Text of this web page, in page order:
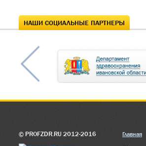
НАШИ СОЦИАЛЬНЫЕ ПАРТНЕРЫ
© PROFZDR.RU 2012-2016 Главная